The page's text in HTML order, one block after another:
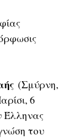
(Σμύρνη,
6
Έλληνας
του